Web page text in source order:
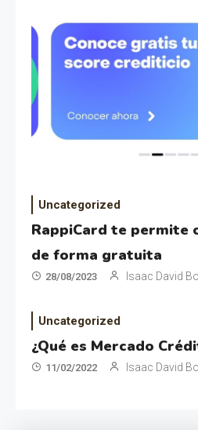
Uncategorized
RappiCard te permite
de forma gratuita
28/08/2023 Isaac David
Uncategorized
¿Qué es Mercado
11/02/2022 Isaac David